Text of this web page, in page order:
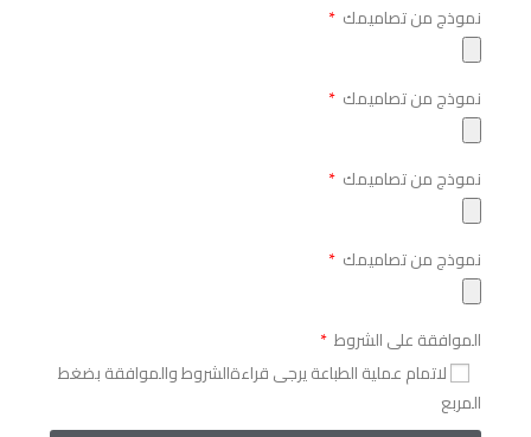
نموذج من تصاميمك
نموذج من تصاميمك
نموذج من تصاميمك
نموذج من تصاميمك
الموافقة على الشروط
لاتمام عملية الطباعة يرجى قراءةالشروط والموافقة بضغط
المربع